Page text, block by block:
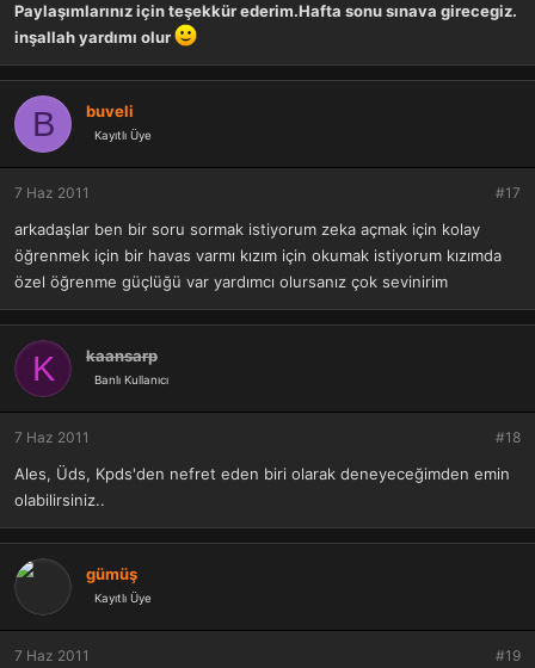
Paylaşımlarınız için teşekkür ederim.Hafta sonu sınava girecegiz.
inşallah yardımı olur
B buveli
Kayıtlı Üye
7 Haz 2011 #17
arkadaşlar ben bir soru sormak istiyorum zeka açmak için kolay
öğrenmek için bir havas varmı kızım için okumak istiyorum kızımda
özel öğrenme güçlüğü var yardımcı olursanız çok sevinirim
K kaansarp
Banlı Kullanıcı
7 Haz 2011 #18
Ales, Üds, Kpds'den nefret eden biri olarak deneyeceğimden emin
olabilirsiniz..
gümüş
Kayıtlı Üye
7 Haz 2011 #19